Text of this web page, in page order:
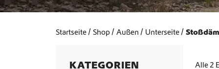
Startseite Shop Außen Unterseite
KATEGORIEN Alle 2